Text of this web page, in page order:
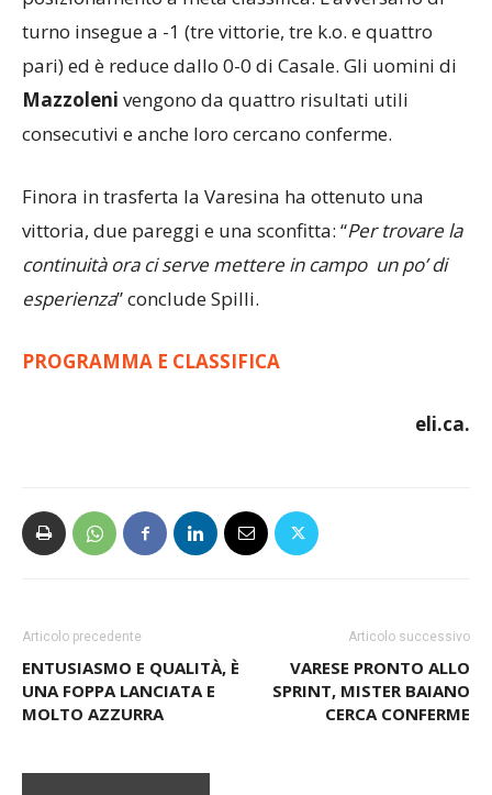
posizionamento a metà classifica. L’avversario di
turno insegue a -1 (tre vittorie, tre k.o. e quattro
pari) ed è reduce dallo 0-0 di Casale. Gli uomini di
Mazzoleni vengono da quattro risultati utili
Finora in trasferta la Varesina ha ottenuto una
vittoria, due pareggi e una sconfitta: “Per trovare la
continuità ora ci serve mettere in campo un po’ di
Articolo precedente
ENTUSIASMO E QUALITÀ, È
Articolo successivo
VARESE PRONTO ALLO